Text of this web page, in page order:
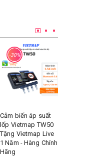
-30%
Cảm biến áp suất
lốp Vietmap TW50
Tặng Vietmap Live
1 Năm - Hàng Chính
Hãng